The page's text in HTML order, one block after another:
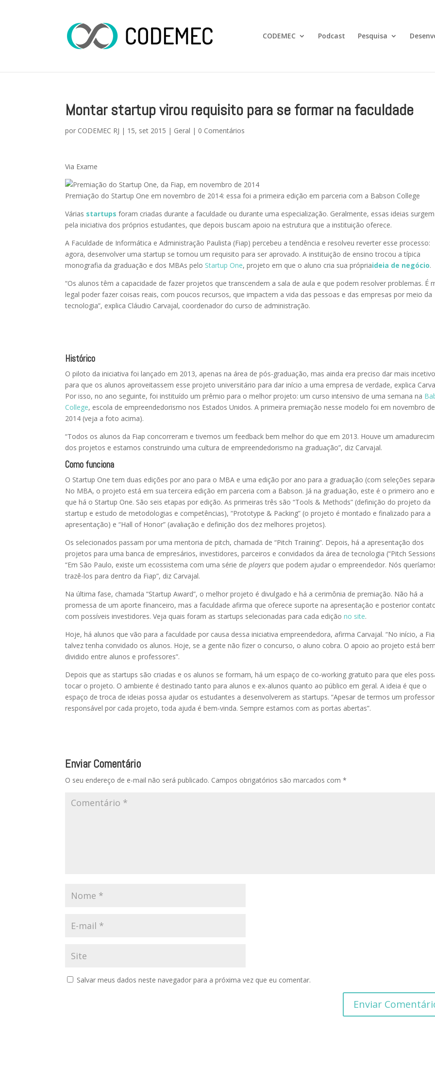
CODEMEC Podcast Pesquisa
Montar startup virou requisito para se formar na faculdade
por CODEMEC RJ | 15, set 2015 | Geral | 0 Comentários
Via Exame
Premiação do Startup One em novembro de 2014: essa foi a primeira edição em parceria com a Babson College
Várias startups foram criadas durante a faculdade ou durante uma especialização. Geralmente, essas ideias surgem
pela iniciativa dos próprios estudantes, que depois buscam apoio na estrutura que a instituição oferece.
A Faculdade de Informática e Administração Paulista (Fiap) percebeu a tendência e resolveu reverter esse processo:
agora, desenvolver uma startup se tornou um requisito para ser aprovado. A instituição de ensino trocou a típica
monografia da graduação e dos MBAs pelo Startup One, projeto em que o aluno cria sua própriaideia de negócio.
“Os alunos têm a capacidade de fazer projetos que transcendem a sala de aula e que podem resolver problemas. É
legal poder fazer coisas reais, com poucos recursos, que impactem a vida das pessoas e das empresas por meio da
tecnologia”, explica Cláudio Carvajal, coordenador do curso de administração.
Histórico
O piloto da iniciativa foi lançado em 2013, apenas na área de pós-graduação, mas ainda era preciso dar mais
para que os alunos aproveitassem esse projeto universitário para dar início a uma empresa de verdade, explica
Por isso, no ano seguinte, foi instituído um prêmio para o melhor projeto: um curso intensivo de uma semana na
College, escola de empreendedorismo nos Estados Unidos. A primeira premiação nesse modelo foi em novembro de
2014 (veja a foto acima).
“Todos os alunos da Fiap concorreram e tivemos um feedback bem melhor do que em 2013. Houve um
dos projetos e estamos construindo uma cultura de empreendedorismo na graduação”, diz Carvajal.
Como funciona
O Startup One tem duas edições por ano para o MBA e uma edição por ano para a graduação (com seleções
No MBA, o projeto está em sua terceira edição em parceria com a Babson. Já na graduação, este é o primeiro ano
que há o Startup One. São seis etapas por edição. As primeiras três são “Tools & Methods” (definição do projeto da
startup e estudo de metodologias e competências), “Prototype & Packing” (o projeto é montado e finalizado para a
apresentação) e “Hall of Honor” (avaliação e definição dos dez melhores projetos).
Os selecionados passam por uma mentoria de pitch, chamada de “Pitch Training”. Depois, há a apresentação dos
projetos para uma banca de empresários, investidores, parceiros e convidados da área de tecnologia (“Pitch
“Em São Paulo, existe um ecossistema com uma série deplayers que podem ajudar o empreendedor. Nós
trazê-los para dentro da Fiap”, diz Carvajal.
Na última fase, chamada “Startup Award”, o melhor projeto é divulgado e há a cerimônia de premiação. Não há a
promessa de um aporte financeiro, mas a faculdade afirma que oferece suporte na apresentação e posterior
com possíveis investidores. Veja quais foram as startups selecionadas para cada ediçãono site.
Hoje, há alunos que vão para a faculdade por causa dessa iniciativa empreendedora, afirma Carvajal. “No início, a
talvez tenha convidado os alunos. Hoje, se a gente não fizer o concurso, o aluno cobra. O apoio ao projeto está
dividido entre alunos e professores”.
Depois que as startups são criadas e os alunos se formam, há um espaço de co-working gratuito para que eles
tocar o projeto. O ambiente é destinado tanto para alunos e ex-alunos quanto ao público em geral. A ideia é que o
espaço de troca de ideias possa ajudar os estudantes a desenvolverem as startups. “Apesar de termos um professor
responsável por cada projeto, toda ajuda é bem-vinda. Sempre estamos com as portas abertas”.
Enviar Comentário
O seu endereço de e-mail não será publicado. Campos obrigatórios são marcados com*
Salvar meus dados neste navegador para a próxima vez que eu comentar.